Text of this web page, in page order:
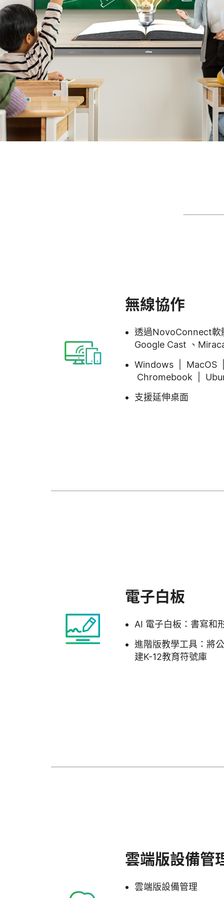
無線協作
透過NovoConnect軟
Google Cast 、
Windows |
Chromebook |
支援延伸桌面
電子白板
AI 電子白板：書寫和
進階版教學工具：將
建K-12教育符號庫
雲端版設備管
雲端版設備管理